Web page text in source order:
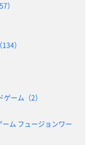
）
）
ーム（2）
ム フュージョンワー